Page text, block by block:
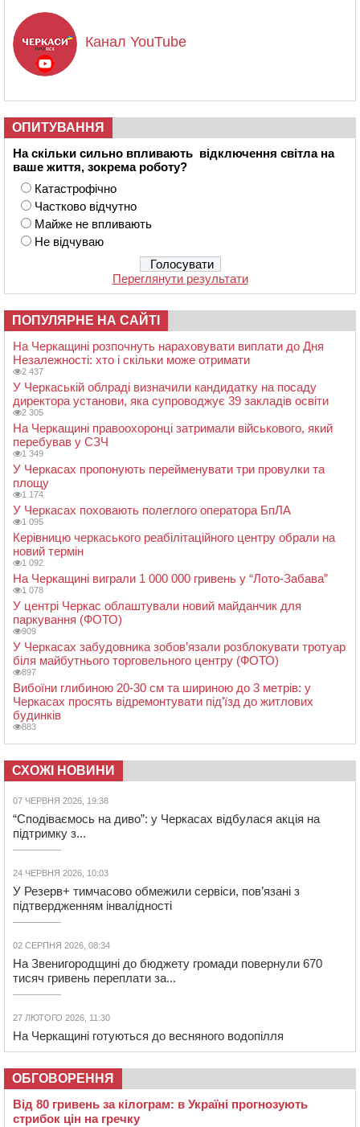
Канал YouTube
ОПИТУВАННЯ
На скільки сильно впливають відключення світла на
ваше життя, зокрема роботу?
Катастрофічно
Частково відчутно
Майже не впливають
Не відчуваю
Переглянути результати
ПОПУЛЯРНЕ НА САЙТІ
На Черкащині розпочнуть нараховувати виплати до Дня
Незалежності: хто і скільки може отримати
2 437
У Черкаській облраді визначили кандидатку на посаду
директора установи, яка супроводжує 39 закладів освіти
2 305
На Черкащині правоохоронці затримали військового, який
перебував у СЗЧ
1 349
У Черкасах пропонують перейменувати три провулки та
площу
1 174
У Черкасах поховають полеглого оператора БпЛА
1 095
Керівницю черкаського реабілітаційного центру обрали на
новий термін
1 092
На Черкащині виграли 1 000 000 гривень у “Лото-Забава”
1 078
У центрі Черкас облаштували новий майданчик для
паркування (ФОТО)
909
У Черкасах забудовника зобов’язали розблокувати тротуар
біля майбутнього торговельного центру (ФОТО)
897
Вибоїни глибиною 20-30 см та шириною до 3 метрів: у
Черкасах просять відремонтувати під’їзд до житлових
будинків
883
СХОЖІ НОВИНИ
07 ЧЕРВНЯ 2026, 19:38
“Сподіваємось на диво”: у Черкасах відбулася акція на
підтримку з...
24 ЧЕРВНЯ 2026, 10:03
У Резерв+ тимчасово обмежили сервіси, пов’язані з
підтвердженням інвалідності
02 СЕРПНЯ 2026, 08:34
На Звенигородщині до бюджету громади повернули 670
тисяч гривень переплати за...
27 ЛЮТОГО 2026, 11:30
На Черкащині готуються до весняного водопілля
ОБГОВОРЕННЯ
Від 80 гривень за кілограм: в Україні прогнозують
стрибок цін на гречку